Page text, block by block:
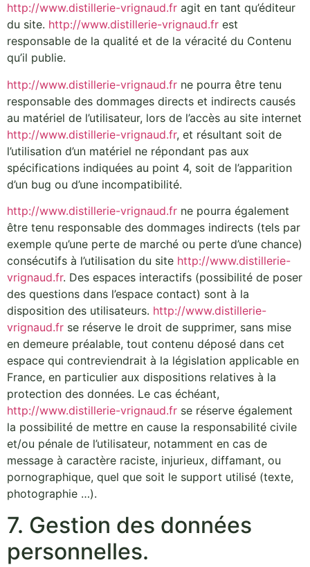
http://www.distillerie-vrignaud.fr agit en tant qu’éditeur
du site. http://www.distillerie-vrignaud.fr est
responsable de la qualité et de la véracité du Contenu
qu’il publie.
http://www.distillerie-vrignaud.fr ne pourra être tenu
responsable des dommages directs et indirects causés
au matériel de l’utilisateur, lors de l’accès au site internet
http://www.distillerie-vrignaud.fr, et résultant soit de
l’utilisation d’un matériel ne répondant pas aux
spécifications indiquées au point 4, soit de l’apparition
d’un bug ou d’une incompatibilité.
http://www.distillerie-vrignaud.fr ne pourra également
être tenu responsable des dommages indirects (tels par
exemple qu’une perte de marché ou perte d’une chance)
consécutifs à l’utilisation du site http://www.distillerie-
vrignaud.fr. Des espaces interactifs (possibilité de poser
des questions dans l’espace contact) sont à la
disposition des utilisateurs. http://www.distillerie-
vrignaud.fr se réserve le droit de supprimer, sans mise
en demeure préalable, tout contenu déposé dans cet
espace qui contreviendrait à la législation applicable en
France, en particulier aux dispositions relatives à la
protection des données. Le cas échéant,
http://www.distillerie-vrignaud.fr se réserve également
la possibilité de mettre en cause la responsabilité civile
et/ou pénale de l’utilisateur, notamment en cas de
message à caractère raciste, injurieux, diffamant, ou
pornographique, quel que soit le support utilisé (texte,
photographie …).
7. Gestion des données
personnelles.